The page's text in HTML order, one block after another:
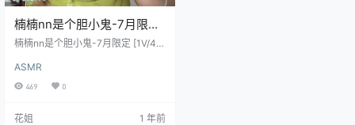
楠楠nn是个胆小鬼-7月限定
[1V/450M]
楠楠nn是个胆小鬼-7月限定 [1V/45
ASMR
469 0
花姐 1 年前